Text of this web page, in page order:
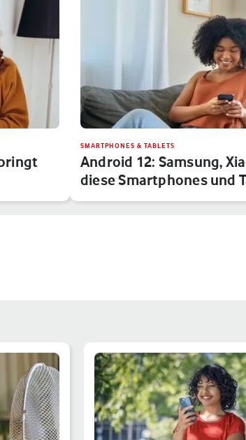
SMARTPHONES & TABLETS
Android 12: Samsung,
diese Smartphones und